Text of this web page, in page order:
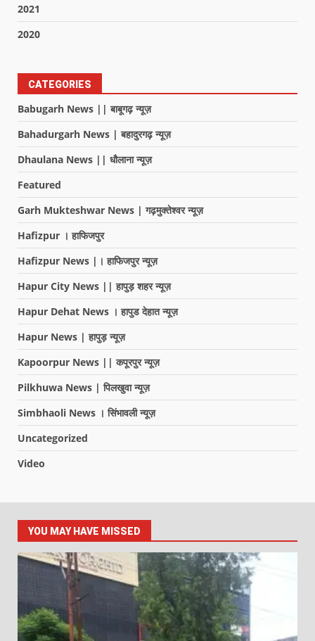
2021
2020
CATEGORIES
Babugarh News || बाबूगढ़ न्यूज़
Bahadurgarh News | बहादुरगढ़ न्यूज़
Dhaulana News || धौलाना न्यूज़
Featured
Garh Mukteshwar News | गढ़मुक्तेश्वर न्यूज़
Hafizpur । हाफिजपुर
Hafizpur News |। हाफिजपुर न्यूज़
Hapur City News || हापुड़ शहर न्यूज़
Hapur Dehat News । हापुड देहात न्यूज़
Hapur News | हापुड़ न्यूज़
Kapoorpur News || कपूरपुर न्यूज़
Pilkhuwa News | पिलखुवा न्यूज़
Simbhaoli News । सिंभावली न्यूज़
Uncategorized
Video
YOU MAY HAVE MISSED